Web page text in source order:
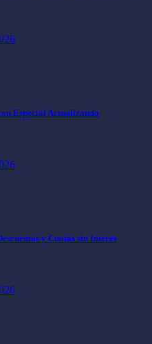
Especial Actualizando
y Cuotas sin Interés